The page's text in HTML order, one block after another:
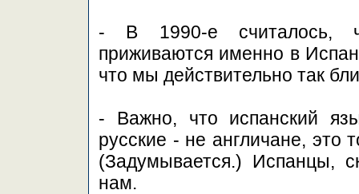
- В 1990-е считалось,
приживаются именно в
что мы действительно так
- Важно, что испанский
русские - не англичане,
(Задумывается.) Испанцы,
нам.